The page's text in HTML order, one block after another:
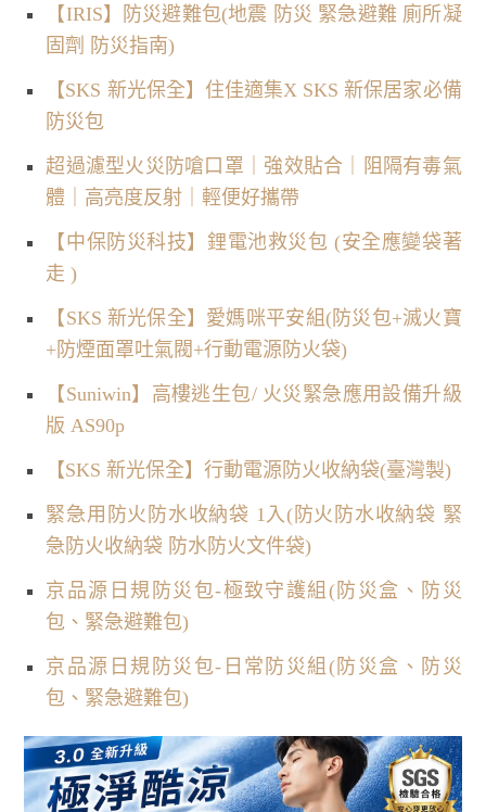
【IRIS】防災避難包(地震 防災 緊急避難 廁所凝
固劑 防災指南)
【SKS 新光保全】住佳適集X SKS 新保居家必備
防災包
超過濾型火災防嗆口罩｜強效貼合｜阻隔有毒氣
體｜高亮度反射｜輕便好攜帶
【中保防災科技】鋰電池救災包 (安全應變袋著
走 )
【SKS 新光保全】愛媽咪平安組(防災包+滅火寶
+防煙面罩吐氣閥+行動電源防火袋)
【Suniwin】高樓逃生包/ 火災緊急應用設備升級
版 AS90p
【SKS 新光保全】行動電源防火收納袋(臺灣製)
緊急用防火防水收納袋 1入(防火防水收納袋 緊
急防火收納袋 防水防火文件袋)
京品源日規防災包-極致守護組(防災盒、防災
包、緊急避難包)
京品源日規防災包-日常防災組(防災盒、防災
包、緊急避難包)